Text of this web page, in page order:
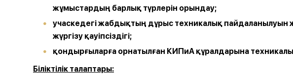
жұмыстардың барлық түрлерін орындау;
учаскедегіжабдықтың дұрыс техникалық пайдаланылуын
жүргізу қауіпсіздігі;
қондырғыларға орнатылған КИПиА құралдарына
Біліктілік талаптары: